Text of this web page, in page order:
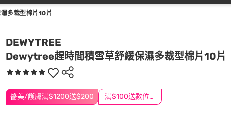
多裁型棉片10片
DEWYTREE
Dewytree趕時間積雪草舒緩保濕多裁型棉片10片
醫美/護膚滿$1200送$200 滿$100送數位印花